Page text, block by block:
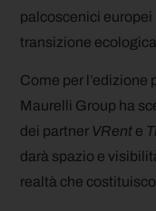
palcoscenici europei
transizione
Come per l’edizione
Maurelli Group ha
dei partner VRent e
darà spazio e
realtà che